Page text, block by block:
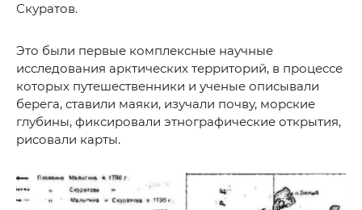
Скуратов.
Это были первые комплексные научные
исследования арктических территорий, в процессе
которых путешественники и ученые описывали
берега, ставили маяки, изучали почву, морские
глубины, фиксировали этнографические открытия,
рисовали карты.